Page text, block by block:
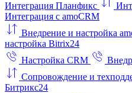
Интеграция Планфикс
Интеграция с amoCRM
Внедрение и настройка
настройка Bitrix24
Настройка CRM
Сопровождение и
Битрикс24